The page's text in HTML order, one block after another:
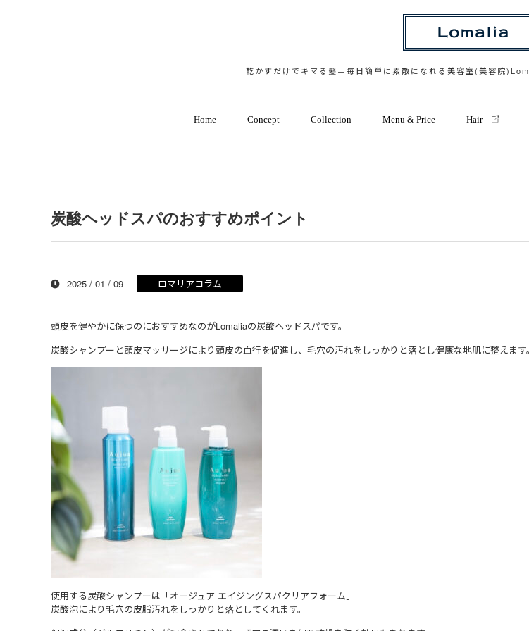
乾かすだけでキマる髪＝毎日簡単に素敵になれる美容室(美容院
Home Concept Collection Menu & Price Hair
炭酸ヘッドスパのおすすめポイント
2025 / 01 / 09 ロマリアコラム
頭皮を健やかに保つのにおすすめなのがLomaliaの炭酸ヘッドスパです。
炭酸シャンプーと頭皮マッサージにより頭皮の血行を促進し、毛穴の汚れをしっかりと落とし健康な地肌に整えます。
使用する炭酸シャンプーは「オージュア エイジングスパクリアフォーム」
炭酸泡により毛穴の皮脂汚れをしっかりと落としてくれます。